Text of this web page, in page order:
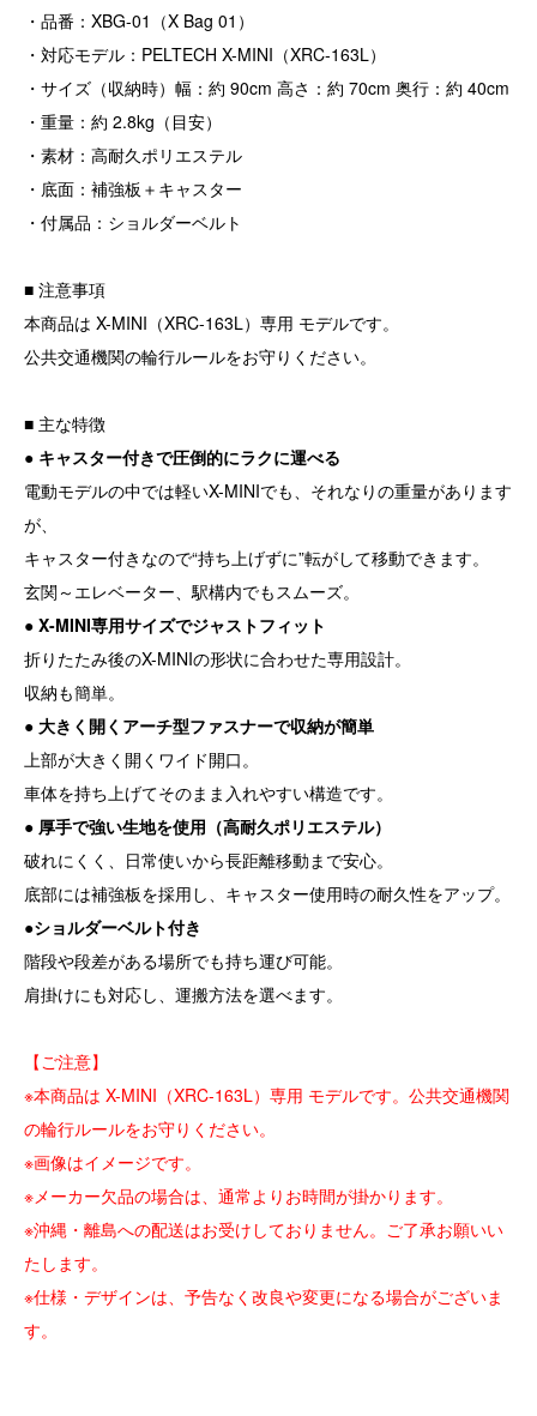
・品番：XBG-01（X Bag 01）
・対応モデル：PELTECH X-MINI（XRC-163L）
・サイズ（収納時）幅：約 90cm 高さ：約 70cm 奥行：約 40cm
・重量：約 2.8kg（目安）
・素材：高耐久ポリエステル
・底面：補強板＋キャスター
・付属品：ショルダーベルト
■ 注意事項
本商品は X-MINI（XRC-163L）専用 モデルです。
公共交通機関の輪行ルールをお守りください。
■ 主な特徴
● キャスター付きで圧倒的にラクに運べる
電動モデルの中では軽いX-MINIでも、それなりの重量があります
が、
キャスター付きなので“持ち上げずに”転がして移動できます。
玄関～エレベーター、駅構内でもスムーズ。
● X-MINI専用サイズでジャストフィット
折りたたみ後のX-MINIの形状に合わせた専用設計。
収納も簡単。
● 大きく開くアーチ型ファスナーで収納が簡単
上部が大きく開くワイド開口。
車体を持ち上げてそのまま入れやすい構造です。
● 厚手で強い生地を使用（高耐久ポリエステル）
破れにくく、日常使いから長距離移動まで安心。
底部には補強板を採用し、キャスター使用時の耐久性をアップ。
●ショルダーベルト付き
階段や段差がある場所でも持ち運び可能。
肩掛けにも対応し、運搬方法を選べます。
【ご注意】
※本商品は X-MINI（XRC-163L）専用 モデルです。公共交通機関
の輪行ルールをお守りください。
※画像はイメージです。
※メーカー欠品の場合は、通常よりお時間が掛かります。
※沖縄・離島への配送はお受けしておりません。ご了承お願いい
たします。
※仕様・デザインは、予告なく改良や変更になる場合がございま
す。